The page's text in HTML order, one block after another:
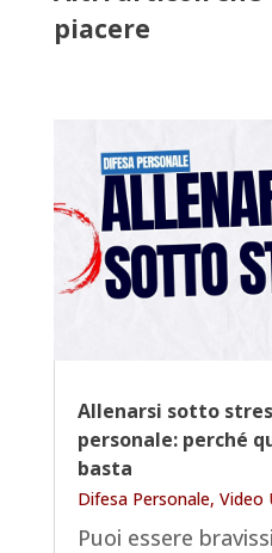
piacere
Allenarsi sotto
personale: perché
basta
Difesa Personale, Video
Puoi essere